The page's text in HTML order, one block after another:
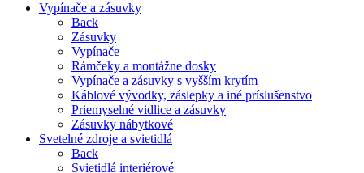
Vypínače a zásuvky
Back
Zásuvky
Vypínače
Rámčeky a montážne dosky
Vypínače a zásuvky s vyšším krytím
Káblové vývodky, záslepky a iné príslušenstvo
Priemyselné vidlice a zásuvky
Zásuvky nábytkové
Svetelné zdroje a svietidlá
Back
Svietidlá interiérové